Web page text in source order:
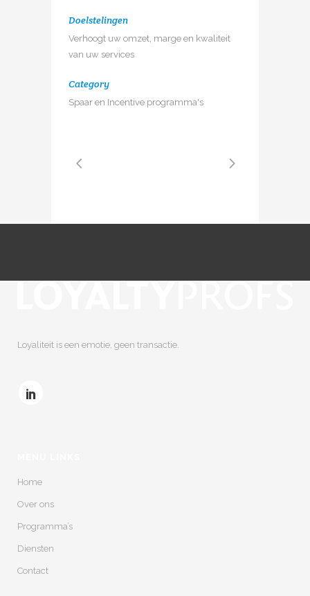
Doelstelingen
Verhoogt uw omzet, marge en kwaliteit
van uw services
Category
Spaar en Incentive programma's
Loyaliteit is een emotie, geen transactie.
Home
Over ons
Programma’s
Diensten
Contact